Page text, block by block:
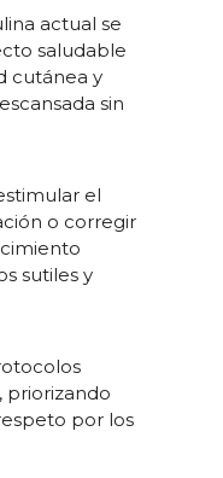
actual se
saludable
cutánea y
sin
el
o corregir
sutiles y
priorizando
por los